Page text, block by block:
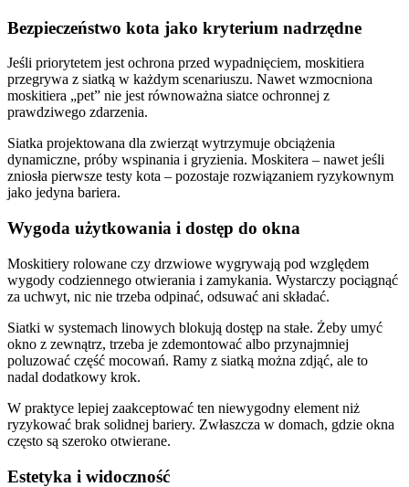
Bezpieczeństwo kota jako kryterium nadrzędne
Jeśli priorytetem jest ochrona przed wypadnięciem, moskitiera
przegrywa z siatką w każdym scenariuszu. Nawet wzmocniona
moskitiera „pet” nie jest równoważna siatce ochronnej z
prawdziwego zdarzenia.
Siatka projektowana dla zwierząt wytrzymuje obciążenia
dynamiczne, próby wspinania i gryzienia. Moskitera – nawet jeśli
zniosła pierwsze testy kota – pozostaje rozwiązaniem ryzykownym
jako jedyna bariera.
Wygoda użytkowania i dostęp do okna
Moskitiery rolowane czy drzwiowe wygrywają pod względem
wygody codziennego otwierania i zamykania. Wystarczy pociągnąć
za uchwyt, nic nie trzeba odpinać, odsuwać ani składać.
Siatki w systemach linowych blokują dostęp na stałe. Żeby umyć
okno z zewnątrz, trzeba je zdemontować albo przynajmniej
poluzować część mocowań. Ramy z siatką można zdjąć, ale to
nadal dodatkowy krok.
W praktyce lepiej zaakceptować ten niewygodny element niż
ryzykować brak solidnej bariery. Zwłaszcza w domach, gdzie okna
często są szeroko otwierane.
Estetyka i widoczność